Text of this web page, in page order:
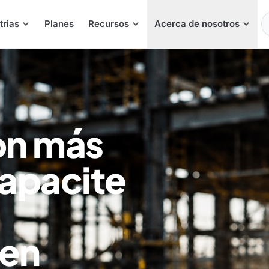
Planes Recursos Acerca de nosotros
más